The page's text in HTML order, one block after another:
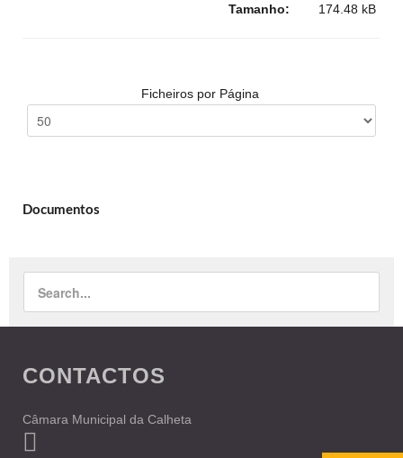
Tamanho: 174.48 kB
Ficheiros por Página
Documentos
CONTACTOS
Câmara Municipal da Calheta